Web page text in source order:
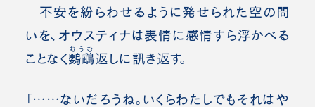
不安を紛らわせるように発せられた空の問
いを、オウスティナは表情に感情すら浮かべる
ことなく鸚鵡
おうむ
返しに訊き返す。
「……ないだろうね。いくらわたしでもそれはや